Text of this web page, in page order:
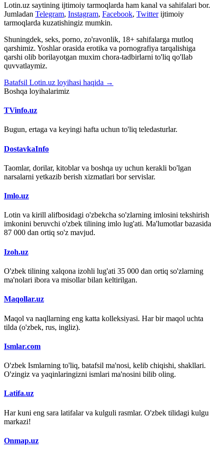
Lotin.uz saytining ijtimoiy tarmoqlarda ham kanal va sahifalari bor.
Jumladan Telegram, Instagram, Facebook, Twitter ijtimoiy
tarmoqlarda kuzatishingiz mumkin.
Shuningdek, seks, porno, zo'ravonlik, 18+ sahifalarga mutloq
qarshimiz. Yoshlar orasida erotika va pornografiya tarqalishiga
qarshi olib borilayotgan muxim chora-tadbirlarni to'liq qo'llab
quvvatlaymiz.
Batafsil Lotin.uz loyihasi haqida →
Boshqa loyihalarimiz
TVinfo.uz
Bugun, ertaga va keyingi hafta uchun to'liq teledasturlar.
DostavkaInfo
Taomlar, dorilar, kitoblar va boshqa uy uchun kerakli bo'lgan
narsalarni yetkazib berish xizmatlari bor servislar.
Imlo.uz
Lotin va kirill alifbosidagi o'zbekcha so'zlarning imlosini tekshirish
imkonini beruvchi o'zbek tilining imlo lug'ati. Ma'lumotlar bazasida
87 000 dan ortiq so'z mavjud.
Izoh.uz
O'zbek tilining xalqona izohli lug'ati 35 000 dan ortiq so'zlarning
ma'nolari ibora va misollar bilan keltirilgan.
Maqollar.uz
Maqol va naqllarning eng katta kolleksiyasi. Har bir maqol uchta
tilda (o'zbek, rus, ingliz).
Ismlar.com
O'zbek Ismlarning to'liq, batafsil ma'nosi, kelib chiqishi, shakllari.
O'zingiz va yaqinlaringizni ismlari ma'nosini bilib oling.
Latifa.uz
Har kuni eng sara latifalar va kulguli rasmlar. O'zbek tilidagi kulgu
markazi!
Onmap.uz